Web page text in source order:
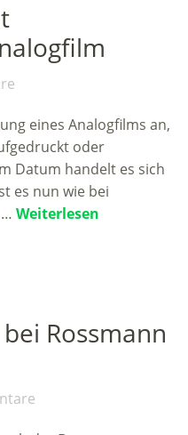
eines Analogfilms an,
oder
Datum handelt es sich
es nun wie bei
Weiterlesen
Rossmann